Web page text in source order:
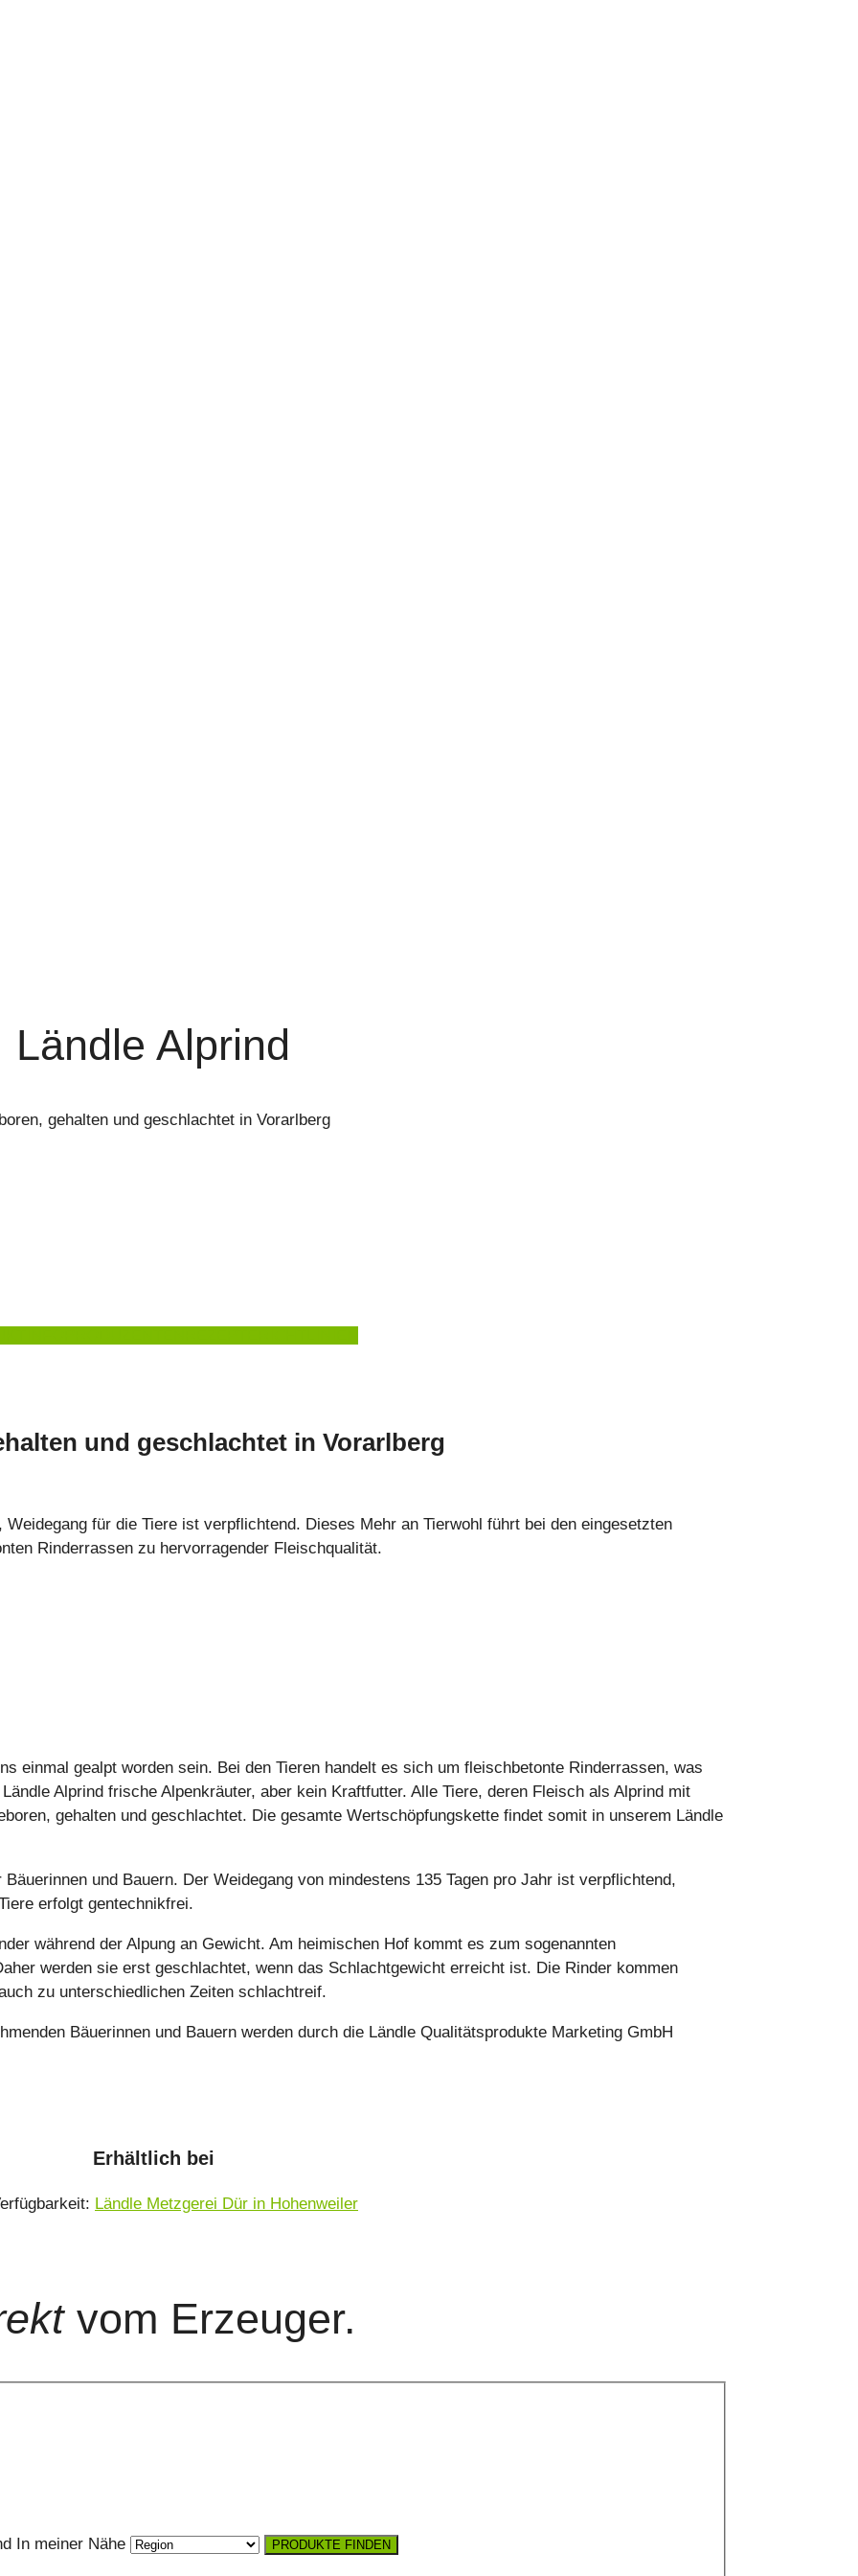
Ländle Alprind
gehalten und geschlachtet in Vorarlberg
und geschlachtet in Vorarlberg
für die Tiere ist verpflichtend. Dieses Mehr an Tierwohl führt bei den eingesetzten
Rinderrassen zu hervorragender Fleischqualität.
einmal gealpt worden sein. Bei den Tieren handelt es sich um fleischbetonte Rinderrassen, was
Alprind frische Alpenkräuter, aber kein Kraftfutter. Alle Tiere, deren Fleisch als Alprind mit
gehalten und geschlachtet. Die gesamte Wertschöpfungskette findet somit in unserem Ländle
und Bauern. Der Weidegang von mindestens 135 Tagen pro Jahr ist verpflichtend,
erfolgt gentechnikfrei.
während der Alpung an Gewicht. Am heimischen Hof kommt es zum sogenannten
werden sie erst geschlachtet, wenn das Schlachtgewicht erreicht ist. Die Rinder kommen
zu unterschiedlichen Zeiten schlachtreif.
Bäuerinnen und Bauern werden durch die Ländle Qualitätsprodukte Marketing GmbH
Erhältlich bei
Ländle Metzgerei Dür in Hohenweiler
vom Erzeuger.
In meiner Nähe PRODUKTE FINDEN